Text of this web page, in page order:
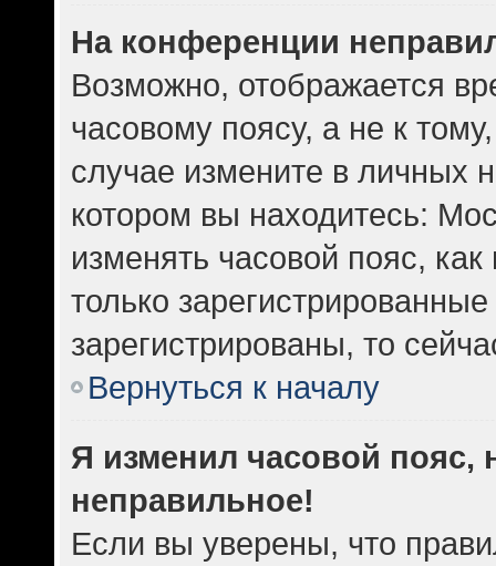
На конференции
Возможно, отображается
часовому поясу, а не к
случае измените в личных
котором вы находитесь:
изменять часовой пояс,
только
зарегистрированы, то
Вернуться к началу
Я изменил часовой пояс,
неправильное!
Если вы уверены, что